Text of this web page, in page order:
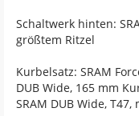
Schaltwerk hinten:
größtem Ritzel
Kurbelsatz: SRAM
DUB Wide, 165 mm
SRAM DUB Wide,